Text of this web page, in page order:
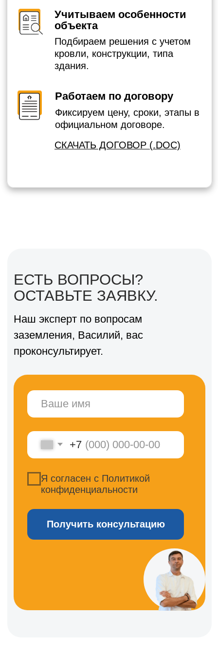
СТОИМОСТЬ МОНТАЖА
ЗАЗЕМЛЕНИЯ В
ВОЛХОВСКОМ РАЙОНЕ
документы для создания надежного и
нормированного заземляющего устройства:
Выезд бригады до Волховского
материалы: стержни, муфты, зажимы
монтаж контура заземления и его
контрольные замеры сопротивления;
По итогам предоставляется паспорт
заземляющего устройства, акты
проведенных замеров сопротивления
заземления и грунта.